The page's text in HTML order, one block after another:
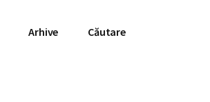
Arhive Căutare